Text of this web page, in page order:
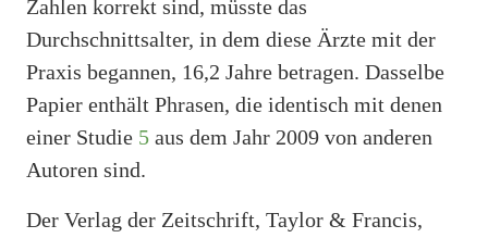
Zahlen korrekt sind, müsste das
Durchschnittsalter, in dem diese Ärzte mit der
Praxis begannen, 16,2 Jahre betragen. Dasselbe
Papier enthält Phrasen, die identisch mit denen
einer Studie 5 aus dem Jahr 2009 von anderen
Autoren sind.
Der Verlag der Zeitschrift, Taylor & Francis,